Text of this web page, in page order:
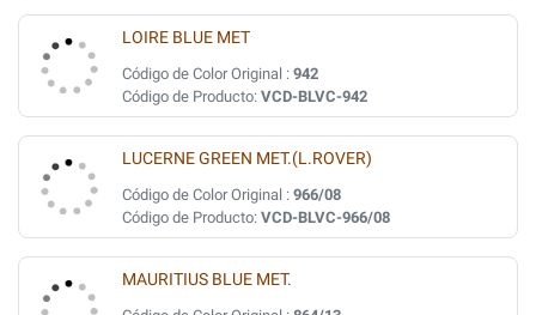
LOIRE BLUE MET
Código de Color Original : 942
Código de Producto: VCD-BLVC-942
LUCERNE GREEN MET.(L.ROVER)
Código de Color Original : 966/08
Código de Producto: VCD-BLVC-966/08
MAURITIUS BLUE MET.